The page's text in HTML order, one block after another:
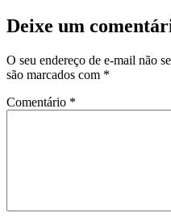
Deixe um
O seu endereço de e-mail não
são marcados com *
Comentário *